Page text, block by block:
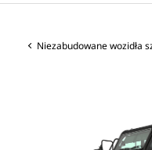
Niezabudowane wozidła